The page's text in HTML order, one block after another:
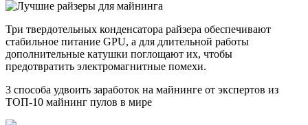
Три твердотельных конденсатора райзера обеспечивают
стабильное питание GPU, а для длительной работы
дополнительные катушки поглощают их, чтобы
предотвратить электромагнитные помехи.
3 способа удвоить заработок на майнинге от экспертов из
ТОП-10 майнинг пулов в мире